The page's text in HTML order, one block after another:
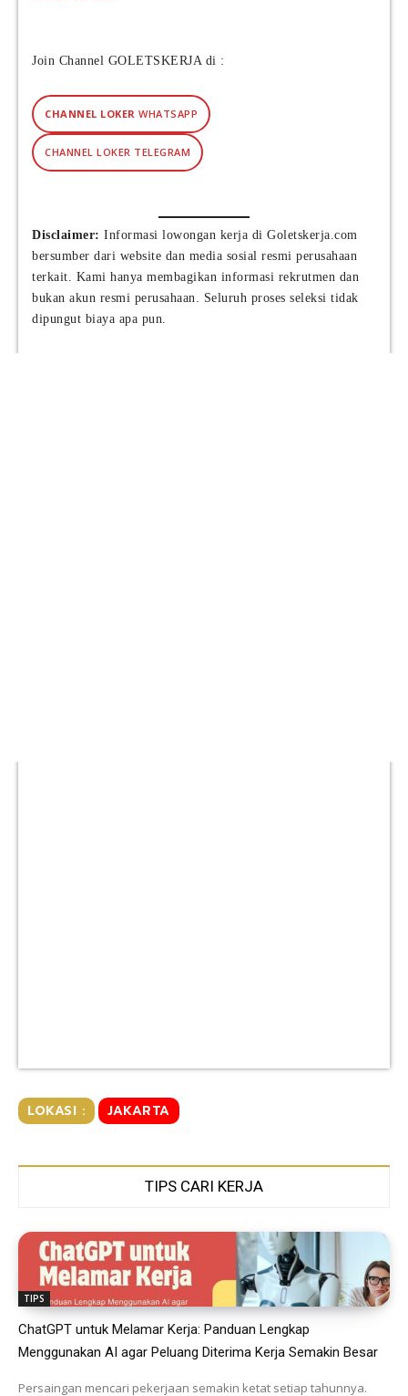
Join Channel GOLETSKERJA di :
CHANNEL LOKER WHATSAPP
CHANNEL LOKER TELEGRAM
Disclaimer: Informasi lowongan kerja di Goletskerja.com
bersumber dari website dan media sosial resmi perusahaan
terkait. Kami hanya membagikan informasi rekrutmen dan
bukan akun resmi perusahaan. Seluruh proses seleksi tidak
dipungut biaya apa pun.
LOKASI : JAKARTA
TIPS CARI KERJA
TIPS
ChatGPT untuk Melamar Kerja: Panduan Lengkap
Menggunakan AI agar Peluang Diterima Kerja Semakin Besar
Persaingan mencari pekerjaan semakin ketat setiap tahunnya.